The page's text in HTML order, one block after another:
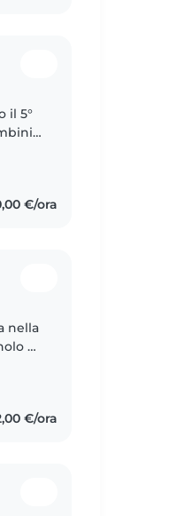
il 5°
€/ora
nella
e
€/ora